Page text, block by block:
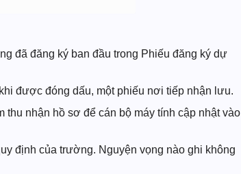
đã đăng ký ban đầu trong Phiếu đăng ký dự
được đóng dấu, một phiếu nơi tiếp nhận lưu.
nhận hồ sơ để cán bộ máy tính cập nhật vào
định của trường. Nguyện vọng nào ghi không